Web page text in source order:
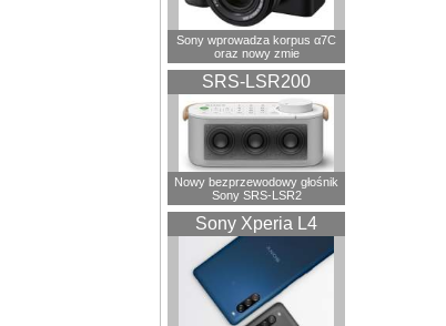
Sony wprowadza korpus α7C
oraz nowy zmie
SRS-LSR200
Nowy bezprzewodowy głośnik
Sony SRS-LSR2
Sony Xperia L4